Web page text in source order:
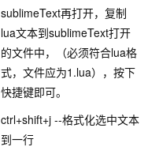
sublimeText再打开，复制
lua文本到sublimeText打开
的文件中，（必须符合lua格
式，文件应为1.lua），按下
快捷键即可。
ctrl+shift+j --格式化选中文本
到一行